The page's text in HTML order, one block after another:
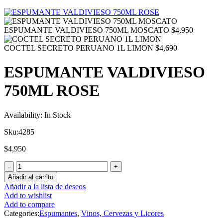
ESPUMANTE VALDIVIESO 750ML MOSCATO $4,950
COCTEL SECRETO PERUANO 1L LIMON $4,690
ESPUMANTE VALDIVIESO
750ML ROSE
Availability: In Stock
Sku:4285
$4,950
Añadir al carrito
Añadir a la lista de deseos
Add to wishlist
Add to compare
Categories:Espumantes, Vinos, Cervezas y Licores